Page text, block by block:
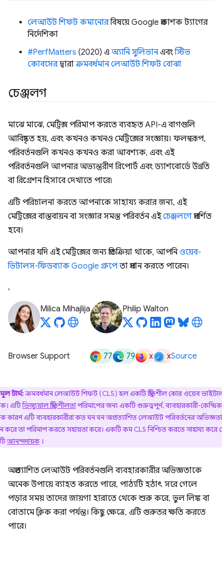
লেআউট শিফট কমানোরবিষয়ে Google প্রকাশক ট্যাগের
নির্দেশিকা
#PerfMatters (2020) এ অ্যানি সুলিভানএবংস্টিভ
কোবসেরদ্বারাক্রমবর্ধমান লেআউট শিফট বোঝা
চেঞ্জলগ
মাঝে মাঝে, মেট্রিক্স পরিমাপ করতে ব্যবহৃত API-এ বাগগুলি
আবিষ্কৃত হয়, এবং কখনও কখনও মেট্রিক্সের সংজ্ঞায়। ফলস্বরূপ,
পরিবর্তনগুলি কখনও কখনও করা আবশ্যক, এবং এই
পরিবর্তনগুলি আপনার অভ্যন্তরীণ রিপোর্ট এবং ড্যাশবোর্ডে উন্নতি
বা রিগ্রেশন হিসাবে দেখাতে পারে৷
এটি পরিচালনা করতে আপনাকে সাহায্য করার জন্য, এই
মেট্রিক্সের বাস্তবায়ন বা সংজ্ঞার সমস্ত পরিবর্তন এইচেঞ্জলগে প্রদর্শিত
হবে।
আপনার যদি এই মেট্রিক্সের জন্য প্রতিক্রিয়া থাকে, আপনিওয়েব-
ভিটালস-ফিডব্যাক Google গ্রুপেতা প্রদান করতে পারেন।
,
Milica Mihajlija Philip Walton
Browser Support 77 79 x xSource
মূল টার্ম:ক্রমবর্ধমান লেআউট শিফট (CLS) হল একটি স্থিতিশীল কোর ওয়েব
এটিভিজ্যুয়াল স্থিতিশীলতাপরিমাপের জন্য একটি গুরুত্বপূর্ণ, ব্যবহারকারী-কেন্দ্রিক
কারণ এটি ব্যবহারকারীরা কত ঘন ঘন অপ্রত্যাশিত লেআউট পরিবর্তনের অভিজ্ঞতা
করে তা পরিমাপ করতে সহায়তা করে। একটি কম CLS নিশ্চিত করতে সাহায্য করে
আনন্দদায়ক ।
অপ্রত্যাশিত লেআউট পরিবর্তনগুলি ব্যবহারকারীর অভিজ্ঞতাকে
অনেক উপায়ে ব্যাহত করতে পারে, পাঠ্যটি হঠাৎ সরে গেলে
পড়ার সময় তাদের জায়গা হারাতে থেকে শুরু করে, ভুল লিঙ্ক বা
বোতামে ক্লিক করা পর্যন্ত। কিছু ক্ষেত্রে, এটি গুরুতর ক্ষতি করতে
পারে।